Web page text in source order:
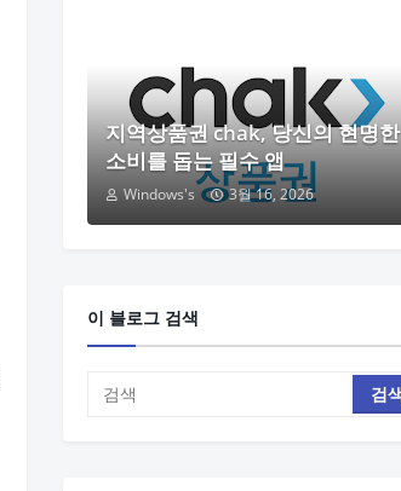
지역상품권 chak, 당신의 현명한
소비를 돕는 필수 앱
Windows's 3월 16, 2026
이 블로그 검색